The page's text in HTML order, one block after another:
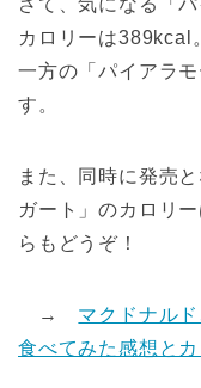
さて、気になる「
カロリーは389kcal
一方の「パイアラ
す。
また、同時に発売
ガート」のカロリ
らもどうぞ！
→ マクドナル
食べてみた感想と